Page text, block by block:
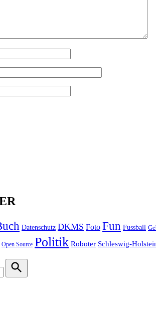
Datenschutz DKMS Foto Fun Fussball
Open Source Politik Roboter Schleswig-
Search